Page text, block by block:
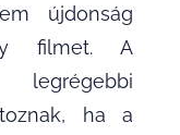
újdonság
filmet. A
ha a